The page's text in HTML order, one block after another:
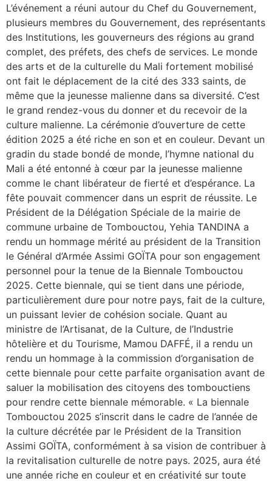
L’événement a réuni autour du Chef du Gouvernement,
plusieurs membres du Gouvernement, des représentants
des Institutions, les gouverneurs des régions au grand
complet, des préfets, des chefs de services. Le monde
des arts et de la culturelle du Mali fortement mobilisé
ont fait le déplacement de la cité des 333 saints, de
même que la jeunesse malienne dans sa diversité. C’est
le grand rendez-vous du donner et du recevoir de la
culture malienne. La cérémonie d’ouverture de cette
édition 2025 a été riche en son et en couleur. Devant un
gradin du stade bondé de monde, l’hymne national du
Mali a été entonné à cœur par la jeunesse malienne
comme le chant libérateur de fierté et d’espérance. La
fête pouvait commencer dans un esprit de réussite. Le
Président de la Délégation Spéciale de la mairie de
commune urbaine de Tombouctou, Yehia TANDINA a
rendu un hommage mérité au président de la Transition
le Général d’Armée Assimi GOÏTA pour son engagement
personnel pour la tenue de la Biennale Tombouctou
2025. Cette biennale, qui se tient dans une période,
particulièrement dure pour notre pays, fait de la culture,
un puissant levier de cohésion sociale. Quant au
ministre de l’Artisanat, de la Culture, de l’Industrie
hôtelière et du Tourisme, Mamou DAFFÉ, il a rendu un
rendu un hommage à la commission d’organisation de
cette biennale pour cette parfaite organisation avant de
saluer la mobilisation des citoyens des tombouctiens
pour rendre cette biennale mémorable. « La biennale
Tombouctou 2025 s’inscrit dans le cadre de l’année de
la culture décrétée par le Président de la Transition
Assimi GOÏTA, conformément à sa vision de contribuer à
la revitalisation culturelle de notre pays. 2025, aura été
une année riche en couleur et en créativité sur toute